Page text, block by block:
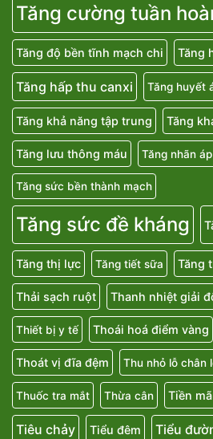
Tăng cường tuần
Tăng độ bền tĩnh mạch chi Tăng
Tăng hấp thu canxi Tăng huyết
Tăng khả năng tập trung Tăng
Tăng lưu thông máu Tăng nhãn áp
Tăng sức bền thành mạch
Tăng sức đề kháng
Tăng thị lực Tăng tiết sữa Tăng
Thải sạch ruột Thanh nhiệt giải
Thiết bị y tế Thoái hoá điểm vàng
Thoát vị đĩa đệm Thu nhỏ lỗ chân
Thuốc tra mắt Thừa cân Tiền
Tiêu chảy Tiểu đêm Tiểu